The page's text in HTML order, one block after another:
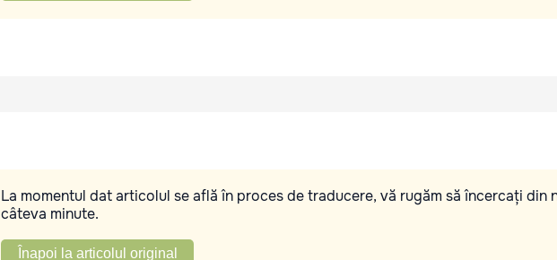
La momentul dat articolul se află în proces de traducere, vă rugăm să încercați din
câteva minute.
Înapoi la articolul original